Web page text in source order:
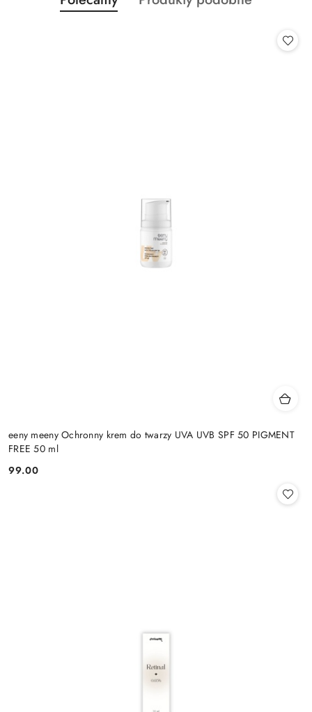
Pomiń karuzelę produktów
o
eeny meeny Ochronny krem do twarzy UVA UVB SPF 50 PIGMENT
FREE 50 ml
Cena:
99.00